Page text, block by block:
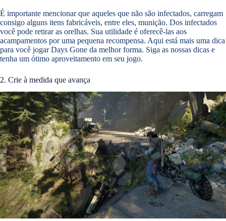
É importante mencionar que aqueles que não são infectados, carregam
consigo alguns itens fabricáveis, entre eles, munição. Dos infectados
você pode retirar as orelhas. Sua utilidade é oferecê-las aos
acampamentos por uma pequena recompensa. Aqui está mais uma dica
para você jogar Days Gone da melhor forma. Siga as nossas dicas e
tenha um ótimo aproveitamento em seu jogo.
2. Crie à medida que avança